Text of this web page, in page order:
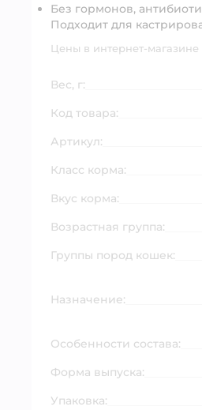
Без гормонов,
Подходит для
Цены в интернет-магазине
Вес, г:
Код товара:
Артикул:
Класс корма:
Вкус корма:
Возрастная группа:
Группы пород кошек:
Назначение:
Особенности состава:
Форма выпуска:
Упаковка: